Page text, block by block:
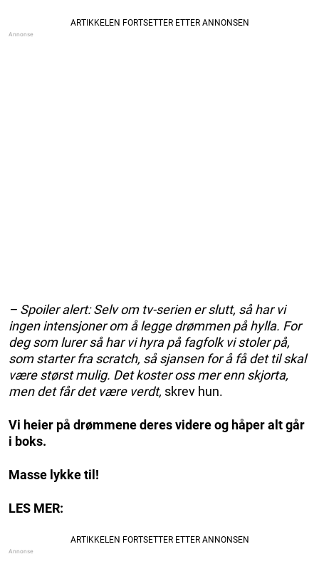
– Spoiler alert: Selv om tv-serien er slutt, så har vi
ingen intensjoner om å legge drømmen på hylla. For
deg som lurer så har vi hyra på fagfolk vi stoler på,
som starter fra scratch, så sjansen for å få det til skal
være størst mulig. Det koster oss mer enn skjorta,
men det får det være verdt, skrev hun.
Vi heier på drømmene deres videre og håper alt går
i boks.
Masse lykke til!
LES MER: